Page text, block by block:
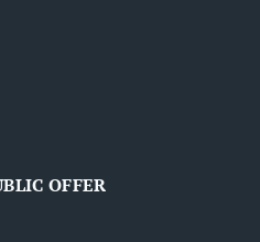
OFFER